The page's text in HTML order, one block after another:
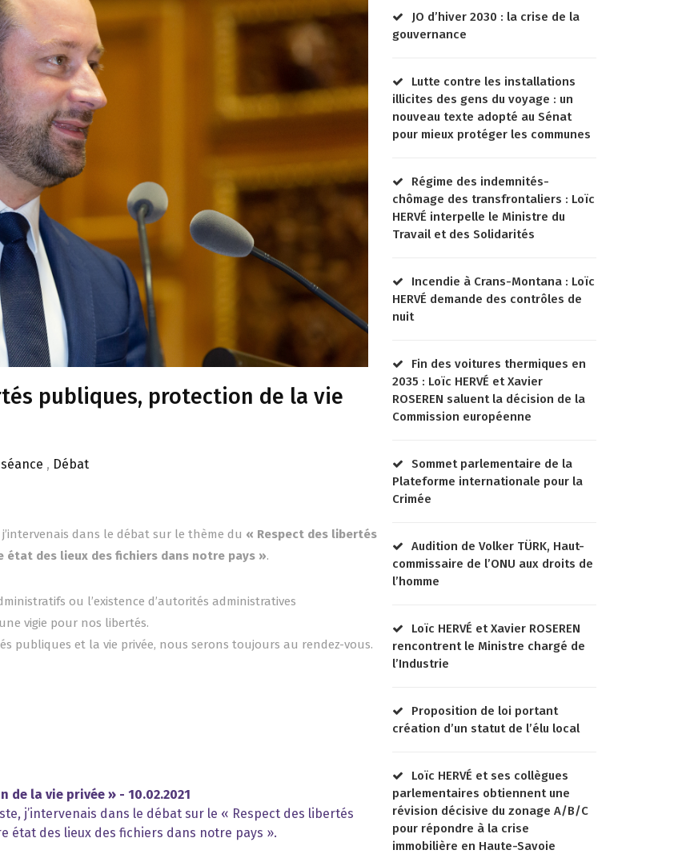
publiques, protection de la vie
, Débat
dans le débat sur le thème du « Respect des libertés
des lieux des fichiers dans notre pays ».
ou l’existence d’autorités administratives
vigie pour nos libertés.
publiques et la vie privée, nous serons toujours au rendez-vous.
la vie privée » - 10.02.2021
j’intervenais dans le débat sur le « Respect des libertés
état des lieux des fichiers dans notre pays ».
JO d’hiver 2030 : la crise de la
gouvernance
Lutte contre les installations
illicites des gens du voyage : un
nouveau texte adopté au Sénat
pour mieux protéger les communes
Régime des indemnités-
chômage des transfrontaliers : Loïc
HERVÉ interpelle le Ministre du
Travail et des Solidarités
Incendie à Crans-Montana : Loïc
HERVÉ demande des contrôles de
nuit
Fin des voitures thermiques en
2035 : Loïc HERVÉ et Xavier
ROSEREN saluent la décision de la
Commission européenne
Sommet parlementaire de la
Plateforme internationale pour la
Crimée
Audition de Volker TÜRK, Haut-
commissaire de l’ONU aux droits de
l’homme
Loïc HERVÉ et Xavier ROSEREN
rencontrent le Ministre chargé de
l’Industrie
Proposition de loi portant
création d’un statut de l’élu local
Loïc HERVÉ et ses collègues
parlementaires obtiennent une
révision décisive du zonage A/B/C
pour répondre à la crise
immobilière en Haute-Savoie